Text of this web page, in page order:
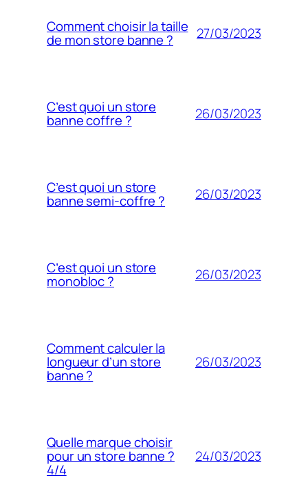
Comment choisir la taille
de mon store banne ? 27/03/2023
C’est quoi un store
banne coffre ? 26/03/2023
C’est quoi un store
banne semi-coffre ? 26/03/2023
C’est quoi un store
monobloc ? 26/03/2023
Comment calculer la
longueur d’un store
banne ?
26/03/2023
Quelle marque choisir
pour un store banne ?
4/4
24/03/2023